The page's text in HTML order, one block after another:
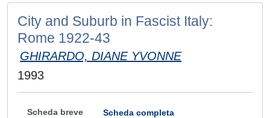
City and Suburb in Fascist Italy:
Rome 1922-43
GHIRARDO, DIANE YVONNE
1993
Scheda breve Scheda completa